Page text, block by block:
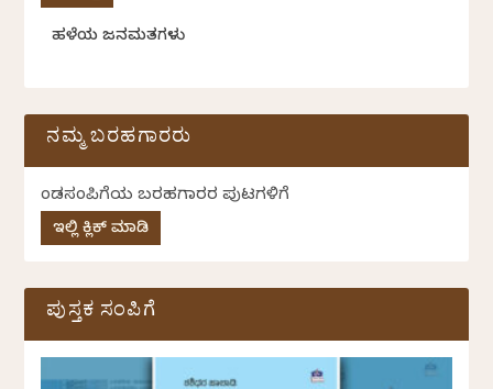
ಹಳೆಯ ಜನಮತಗಳು
ನಮ್ಮ ಬರಹಗಾರರು
ಕೆಂಡಸಂಪಿಗೆಯ ಬರಹಗಾರರ ಪುಟಗಳಿಗೆ
ಇಲ್ಲಿ ಕ್ಲಿಕ್ ಮಾಡಿ
ಪುಸ್ತಕ ಸಂಪಿಗೆ